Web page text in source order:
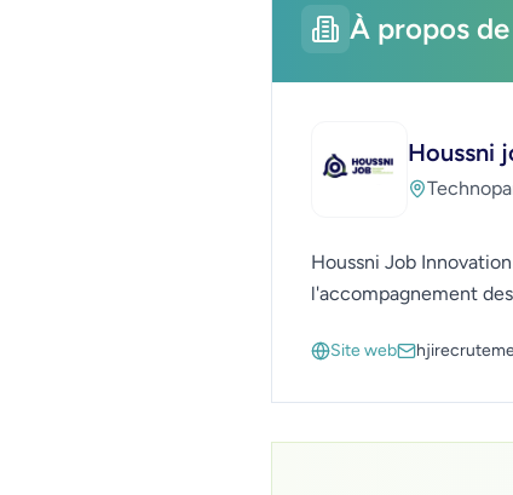
À propos
Houssni
Houssni Job
l'accompagnement
Site web